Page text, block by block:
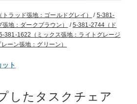
ラッド張地：ゴールドグレイ） / 5-381-
地：ダークブラウン）
/5-381-2744（ド
381-1622（ミックス張地：ライトグレージ
ーン張地：グリーン）
ト
したタスクチェア